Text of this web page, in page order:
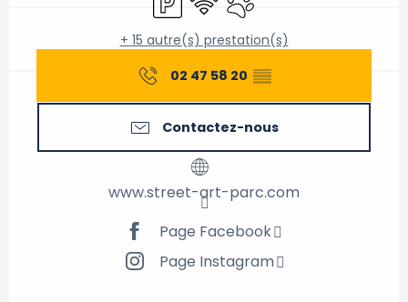
+ 15 autre(s) prestation(s)
02 47 58 20 ▒▒
Contactez-nous
www.street-art-parc.com
Page Facebook
Page Instagram